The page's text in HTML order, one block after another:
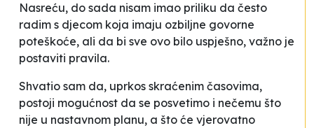
Nasreću, do sada nisam imao priliku da često
radim s djecom koja imaju ozbiljne govorne
poteškoće, ali da bi sve ovo bilo uspješno, važno je
postaviti pravila.
Shvatio sam da, uprkos skraćenim časovima,
postoji mogućnost da se posvetimo i nečemu što
nije u nastavnom planu, a što će vjerovatno